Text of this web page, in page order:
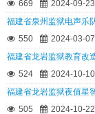
669
2024-09-
福建省泉州监狱电声乐
550
2024-03-
福建省龙岩监狱教育改
524
2024-10-
福建省龙岩监狱夜值星
505
2024-10-